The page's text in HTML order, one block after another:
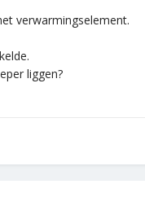
verwarmingselement.
liggen?